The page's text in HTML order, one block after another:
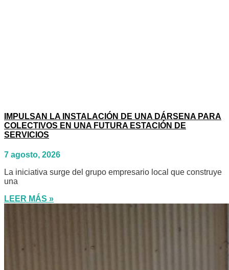
IMPULSAN LA INSTALACIÓN DE UNA DÁRSENA PARA
COLECTIVOS EN UNA FUTURA ESTACIÓN DE
SERVICIOS
7 agosto, 2026
La iniciativa surge del grupo empresario local que construye
una
LEER MÁS »